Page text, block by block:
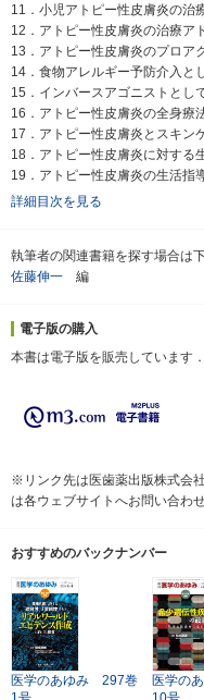
11．小児アトピー性皮膚炎の
12．アトピー性皮膚炎の治療ア
13．アトピー性皮膚炎のプロア
14．食物アレルギー予防介入と
15．インバースアゴニストとし
16．アトピー性皮膚炎の全身療
17．アトピー性皮膚炎とスキン
18．アトピー性皮膚炎に対する
19．アトピー性皮膚炎の生活
詳細目次を見る
執筆者の関連書籍を探す場合は
佐藤伸一 編
電子版の購入
本書は電子版を販売しています．
※リンク先は医歯薬出版株式会
は各ウェブサイトへお問い合わ
おすすめのバックナンバー
医学のあゆみ 297巻
医学の